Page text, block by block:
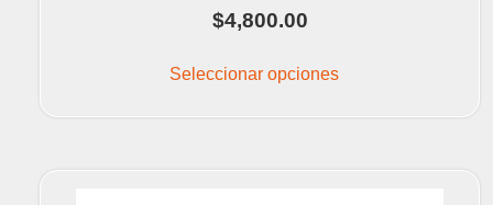
$4,800.00
Seleccionar opciones
múltiples
Las